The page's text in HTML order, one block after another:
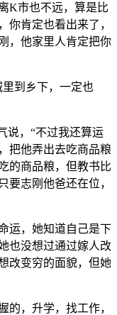
K市也不远，算是比
你肯定也看出来了，
，他家里人肯定把你
到乡下，一定也
说，“不过我还算运
把他弄出去吃商品粮
的商品粮，但教书比
要志刚他爸还在位，
运，她知道自己是下
也没想过通过嫁人改
改变穷的面貌，但她
的，升学，找工作，